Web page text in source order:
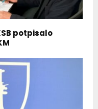
potpisalo